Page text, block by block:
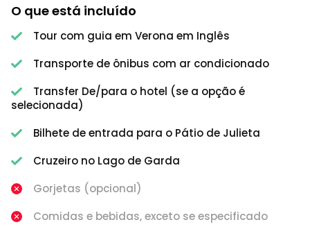
O que está incluído
Tour com guia em Verona em Inglês
Transporte de ônibus com ar condicionado
Transfer De/para o hotel (se a opção é
selecionada)
Bilhete de entrada para o Pátio de Julieta
Cruzeiro no Lago de Garda
Gorjetas (opcional)
Comidas e bebidas, exceto se especificado